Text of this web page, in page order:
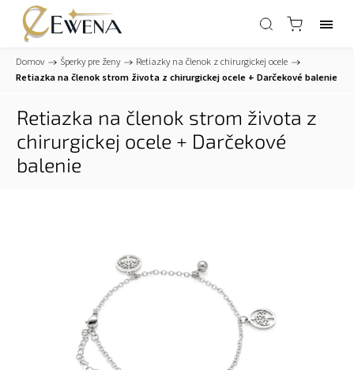
Domov / Šperky pre ženy / Retiazky na členok z chirurgickej ocele /
Retiazka na členok strom života z chirurgickej ocele + Darčekové balenie
Retiazka na členok strom života z
chirurgickej ocele + Darčekové
balenie